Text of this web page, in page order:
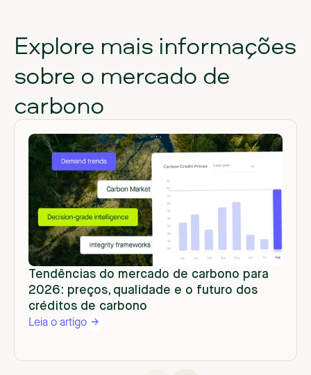
Explore mais informações
sobre o mercado de
carbono
Tendências do mercado de carbono para
2026: preços, qualidade e o futuro dos
créditos de carbono
Leia o artigo